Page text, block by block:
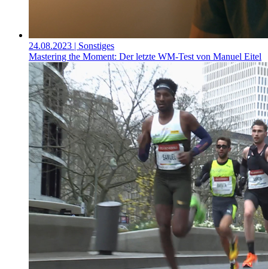
24.08.2023 | Sonstiges
Mastering the Moment: Der letzte WM-Test von Manuel Eitel